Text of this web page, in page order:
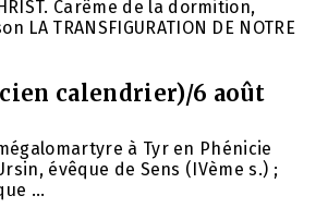
Carême de la dormition,
LA TRANSFIGURATION DE NOTRE
calendrier)/6 août
à Tyr en Phénicie
évêque de Sens (IVème s.) ;
...